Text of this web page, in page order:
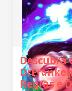
Descubra
Regras e